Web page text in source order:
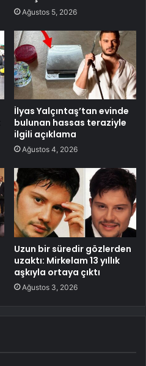
Ağustos 5, 2026
İlyas Yalçıntaş’tan evinde
bulunan hassas teraziyle
ilgili açıklama
Ağustos 4, 2026
Uzun bir süredir gözlerden
uzaktı: Mirkelam 13 yıllık
aşkıyla ortaya çıktı
Ağustos 3, 2026